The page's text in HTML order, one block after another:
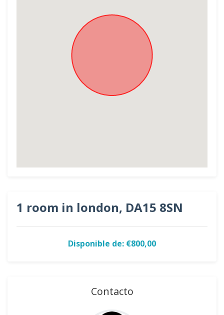
1 room in london, DA15 8SN
Disponible de: €800,00
Contacto